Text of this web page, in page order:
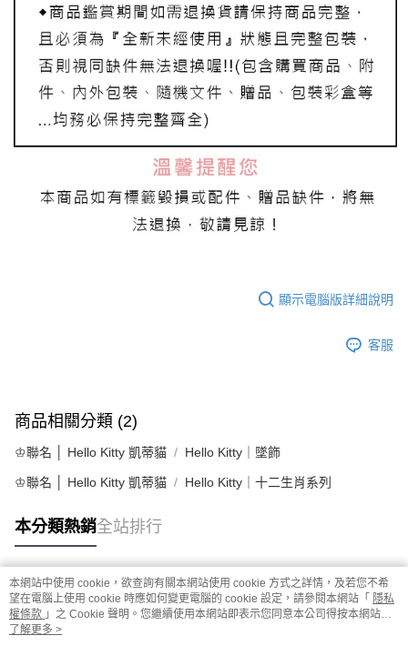
顯示電腦版詳細說明
客服
商品相關分類 (2)
♔聯名 │ Hello Kitty 凱蒂貓 Hello Kitty｜墜飾
♔聯名 │ Hello Kitty 凱蒂貓 Hello Kitty｜十二生肖系列
本分類熱銷全站排行
熱門標籤
本網站中使用 cookie，欲查詢有關本網站使用 cookie 方式之詳情，及若您不希
望在電腦上使用 cookie 時應如何變更電腦的 cookie 設定，請參閱本網站「 隱私
權條款 」之 Cookie 聲明。您繼續使用本網站即表示您同意本公司得按本網站使
用條款之 Cookie 聲明使用 cookie。
了解更多 >